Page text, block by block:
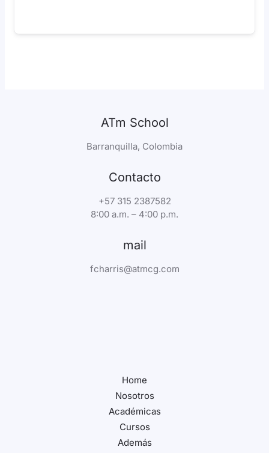
ATm School
Barranquilla, Colombia
Contacto
+57 315 2387582
8:00 a.m. – 4:00 p.m.
mail
fcharris@atmcg.com
Home
Nosotros
Académicas
Cursos
Además